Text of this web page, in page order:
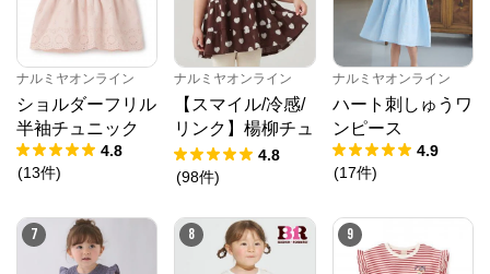
ナルミヤオンライン
ショルダーフリル
半袖チュニック
4.8
(13件)
ナルミヤオンライン
【スマイル/冷感/
リンク】楊柳チュ
ニック
4.8
(98件)
ナルミヤオンライン
ハート刺しゅうワ
ンピース
4.9
(17件)
7 8 9